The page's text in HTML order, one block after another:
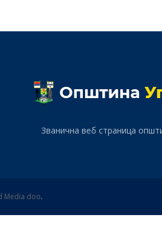
Званична веб страница
Media doo.